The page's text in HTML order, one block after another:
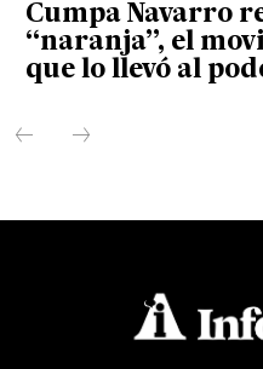
Cumpa Navarro
“naranja”, el
que lo llevó al